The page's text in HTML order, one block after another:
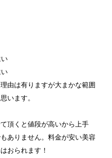
由は有りますが大まかな範囲
います。
頂くと値段が高いから上手
ありません。料金が安い美容
おられます！